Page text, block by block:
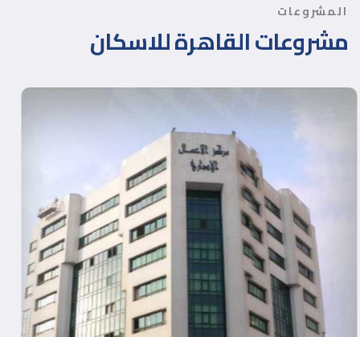
المشروعات
مشروعات القاهرة للاسكان